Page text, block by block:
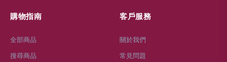
購物指南
全部商品
搜尋商品
客戶服務
關於我們
常見問題